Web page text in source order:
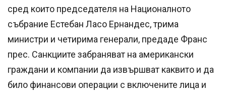
сред които председателя на Националното
събрание Естебан Ласо Ернандес, трима
министри и четирима генерали, предаде Франс
прес. Санкциите забраняват на американски
граждани и компании да извършват каквито и да
било финансови операции с включените лица и